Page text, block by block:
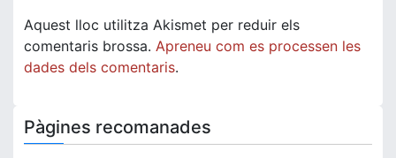
Aquest lloc utilitza Akismet per reduir els
comentaris brossa. Apreneu com es processen les
dades dels comentaris.
Pàgines recomanades